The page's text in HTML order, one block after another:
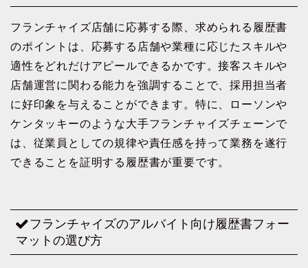
フランチャイズ店舗に応募する際、求められる履歴書
のポイントは、応募する店舗や業種に応じたスキルや
適性をどれだけアピールできるかです。接客スキルや
店舗運営に関わる能力を強調することで、採用担当者
に好印象を与えることができます。特に、ローソンや
ケンタッキーのような大手フランチャイズチェーンで
は、従業員としての規律や責任感を持って業務を遂行
できることを証明する履歴書が重要です。
フランチャイズのアルバイト向け履歴書フォー
マットの選び方